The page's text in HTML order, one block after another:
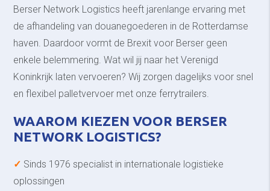
Berser Network Logistics heeft jarenlange ervaring met
de afhandeling van douanegoederen in de Rotterdamse
haven. Daardoor vormt de Brexit voor Berser geen
enkele belemmering. Wat wil jij naar het Verenigd
Koninkrijk laten vervoeren? Wij zorgen dagelijks voor snel
en flexibel palletvervoer met onze ferrytrailers.
WAAROM KIEZEN VOOR BERSER
NETWORK LOGISTICS?
✓ Sinds 1976 specialist in internationale logistieke
oplossingen